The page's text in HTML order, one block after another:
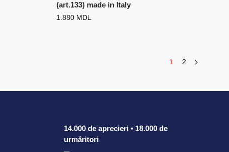
(art.133) made in Italy
1.880 MDL
1 2
14.000 de aprecieri • 18.000 de
urmăritori